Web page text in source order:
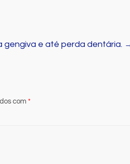
gengiva e até perda dentária.
com *